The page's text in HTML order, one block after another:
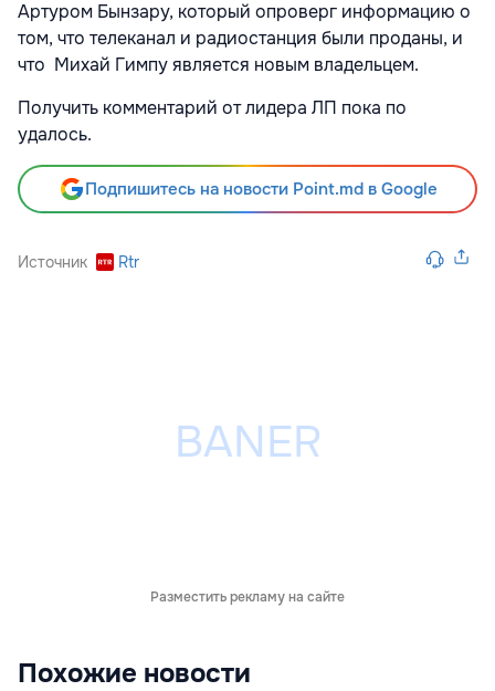
Артуром Бынзару, который опроверг информацию о
том, что телеканал и радиостанция были проданы, и
что Михай Гимпу является новым владельцем.
Получить комментарий от лидера ЛП пока по
удалось.
Подпишитесь на новости Point.md в Google
Источник Rtr
Разместить рекламу на сайте
Похожие новости